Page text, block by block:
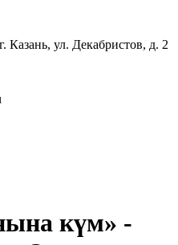
Казань, ул. Декабристов, д. 2
күм» -